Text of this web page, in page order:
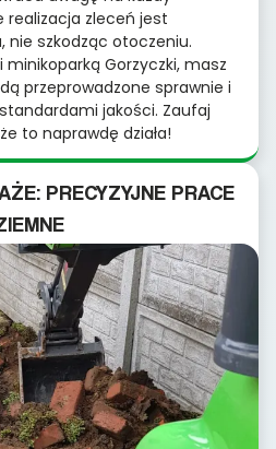
realizacja zleceń jest
nie szkodząc otoczeniu.
minikoparką Gorzyczki, masz
przeprowadzone sprawnie i
jakości. Zaufaj
to naprawdę działa!
PRECYZYJNE PRACE